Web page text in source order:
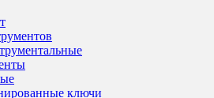
ключи